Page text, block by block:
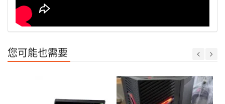
您可能也需要